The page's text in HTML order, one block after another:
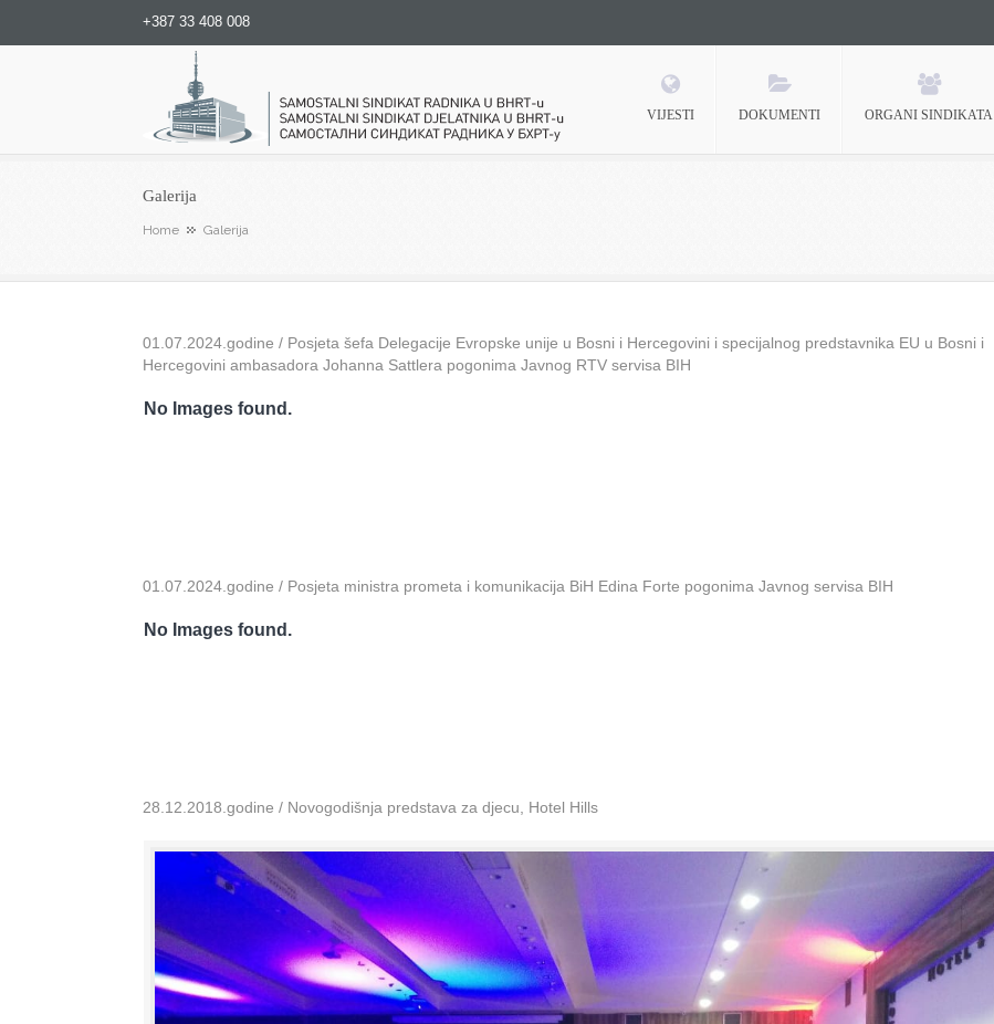
+387 33 408 008
Samostalni sindikat radnika u BHRT-u
VIJESTI DOKUMENTI ORGANI SINDIKATA
Galerija
Home Galerija
01.07.2024.godine / Posjeta šefa Delegacije Evropske unije u Bosni i Hercegovini i specijalnog predstavnika EU u Bosni i
Hercegovini ambasadora Johanna Sattlera pogonima Javnog RTV servisa BIH
No Images found.
01.07.2024.godine / Posjeta ministra prometa i komunikacija BiH Edina Forte pogonima Javnog servisa BIH
No Images found.
28.12.2018.godine / Novogodišnja predstava za djecu, Hotel Hills